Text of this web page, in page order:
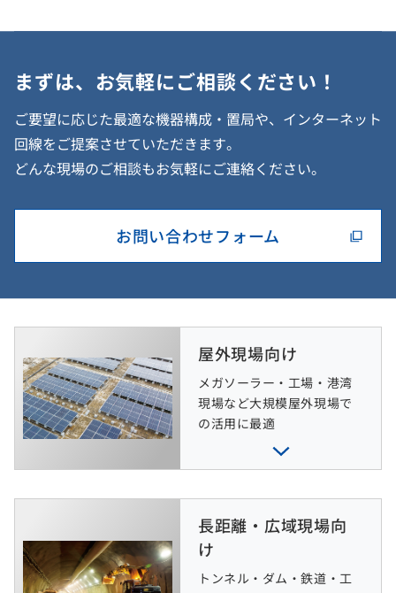
まずは、お気軽にご相談ください！
ご要望に応じた最適な機器構成・置局や、インターネット
回線をご提案させていただきます。
どんな現場のご相談もお気軽にご連絡ください。
お問い合わせフォーム
屋外現場向け
メガソーラー・工場・港湾
現場など大規模屋外現場で
の活用に最適
長距離・広域現場向
け
トンネル・ダム・鉄道・工